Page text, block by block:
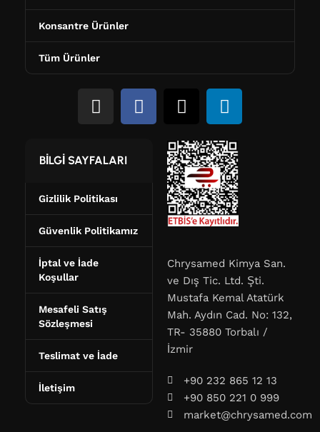
Konsantre Ürünler
Tüm Ürünler
BİLGİ SAYFALARI
Gizlilik Politikası
Güvenlik Politikamız
İptal ve İade
Koşullar
Mesafeli Satış
Sözleşmesi
Teslimat ve İade
İletişim
Chrysamed Kimya San.
ve Dış Tic. Ltd. Şti.
Mustafa Kemal Atatürk
Mah. Aydın Cad. No: 132,
TR- 35880 Torbalı /
İzmir
+90 232 865 12 13
+90 850 221 0 999
market@chrysamed.com